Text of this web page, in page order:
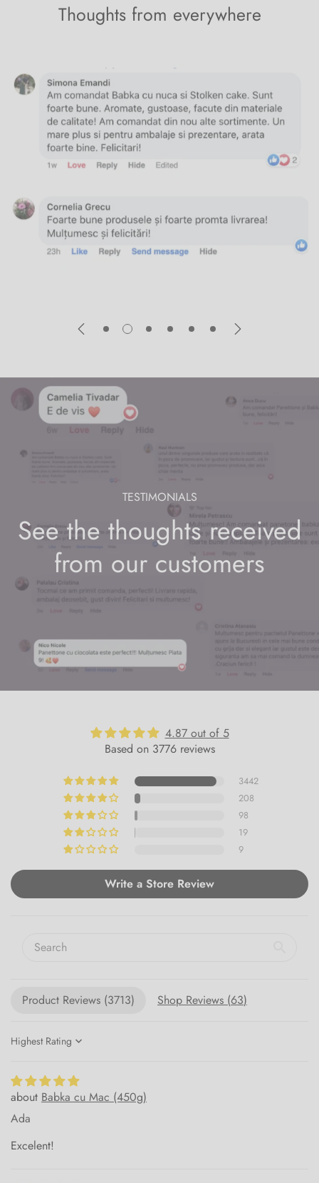
Thoughts from everywhere
TESTIMONIALS
See the thoughts received
from our customers
4.87 out of 5
Based on 3776 reviews
3442
208
98
19
9
Write a Store Review
Product Reviews (3713) Shop Reviews (63)
Sort by
Babka cu Mac (450g)
Ada
Excelent!